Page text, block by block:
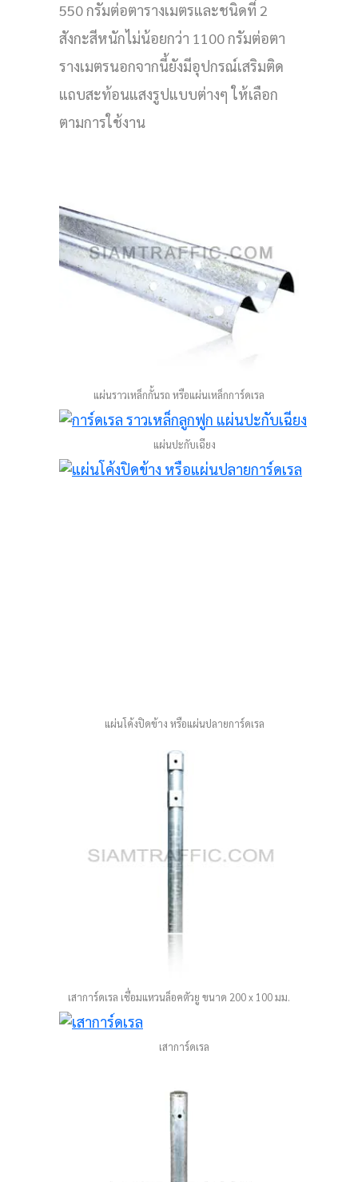
550 กรัมต่อตารางเมตรและชนิดที่ 2
สังกะสีหนักไม่น้อยกว่า 1100 กรัมต่อตา
รางเมตรนอกจากนี้ยังมีอุปกรณ์เสริมติด
แถบสะท้อนแสงรูปแบบต่างๆ ให้เลือก
ตามการใช้งาน
แผ่นราวเหล็กกั้นรถ หรือแผ่นเหล็กการ์ดเรล
แผ่นปะกับเฉียง
แผ่นโค้งปิดข้าง หรือแผ่นปลายการ์ดเรล
เสาการ์ดเรล เชื่อมแหวนล็อคตัวยู ขนาด 200 x 100 มม.
เสาการ์ดเรล